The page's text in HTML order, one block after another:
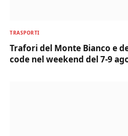
TRASPORTI
Trafori del Monte Bianco e
code nel weekend del 7-9